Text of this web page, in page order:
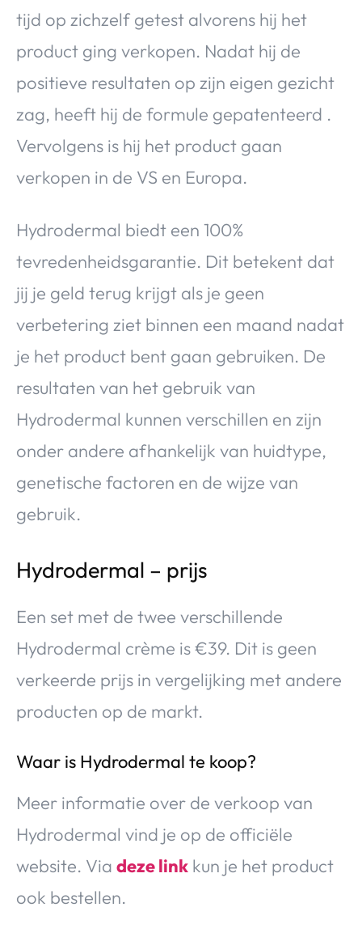
tijd op zichzelf getest alvorens hij het
product ging verkopen. Nadat hij de
positieve resultaten op zijn eigen gezicht
zag, heeft hij de formule gepatenteerd .
Vervolgens is hij het product gaan
verkopen in de VS en Europa.
Hydrodermal biedt een 100%
tevredenheidsgarantie. Dit betekent dat
jij je geld terug krijgt als je geen
verbetering ziet binnen een maand nadat
je het product bent gaan gebruiken. De
resultaten van het gebruik van
Hydrodermal kunnen verschillen en zijn
onder andere afhankelijk van huidtype,
genetische factoren en de wijze van
gebruik.
Hydrodermal – prijs
Een set met de twee verschillende
Hydrodermal crème is €39. Dit is geen
verkeerde prijs in vergelijking met andere
producten op de markt.
Waar is Hydrodermal te koop?
Meer informatie over de verkoop van
Hydrodermal vind je op de officiële
website. Via deze link kun je het product
ook bestellen.